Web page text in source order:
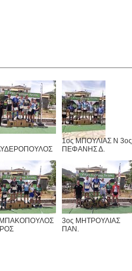
1ος ΜΠΟΥΛΙΑΣ Ν 3ος
ΠΕΦΑΝΗΣ Δ.
ΜΠΑΚΟΠΟΥΛΟΣ
3ος ΜΗΤΡΟΥΛΙΑΣ
ΠΑΝ.